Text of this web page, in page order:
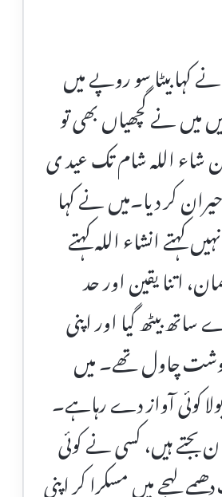
کہا بیٹا سو روپے میں
میں نے گچھیاں بھی تو
شاء اللہ شام تک عید ی
کر دیا۔میں نے کہا
کہتے انشاء اللہ کہتے
اتنا یقین اور حد
بیٹھ گیا اور اپنی
گوشت چاول تھے۔ میں
کوئی آواز دے رہاہے۔
ہیں، کسی نے کوئی
لہجے میں مسکرا کر اپنی